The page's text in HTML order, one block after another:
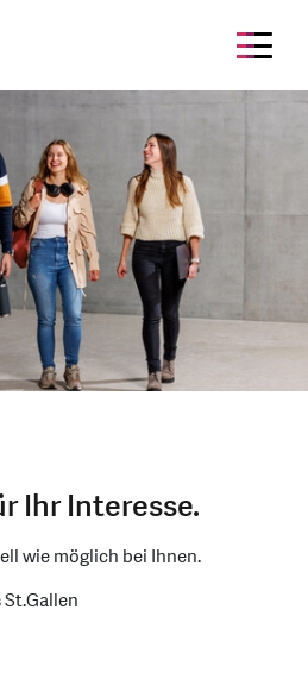
Ihr Interesse.
wie möglich bei Ihnen.